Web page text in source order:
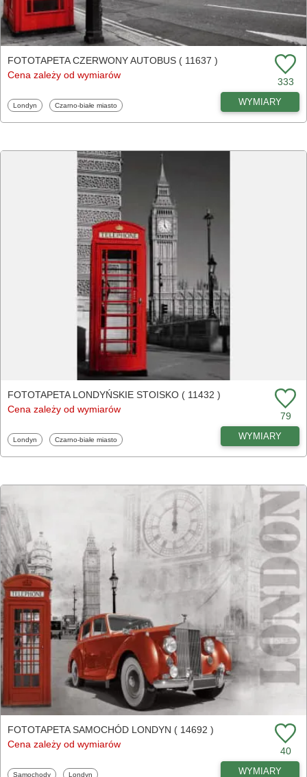
FOTOTAPETA CZERWONY AUTOBUS ( 11637 )
Cena zależy od wymiarów
333
Fototapety
Londyn Fototapety
Czarno-białe miasto WYMIARY
FOTOTAPETA LONDYŃSKIE STOISKO ( 11432 )
Cena zależy od wymiarów
79
Fototapety
Londyn Fototapety
Czarno-białe miasto WYMIARY
FOTOTAPETA SAMOCHÓD LONDYN ( 14692 )
Cena zależy od wymiarów
40
Fototapety
Samochody Fototapety
Londyn WYMIARY